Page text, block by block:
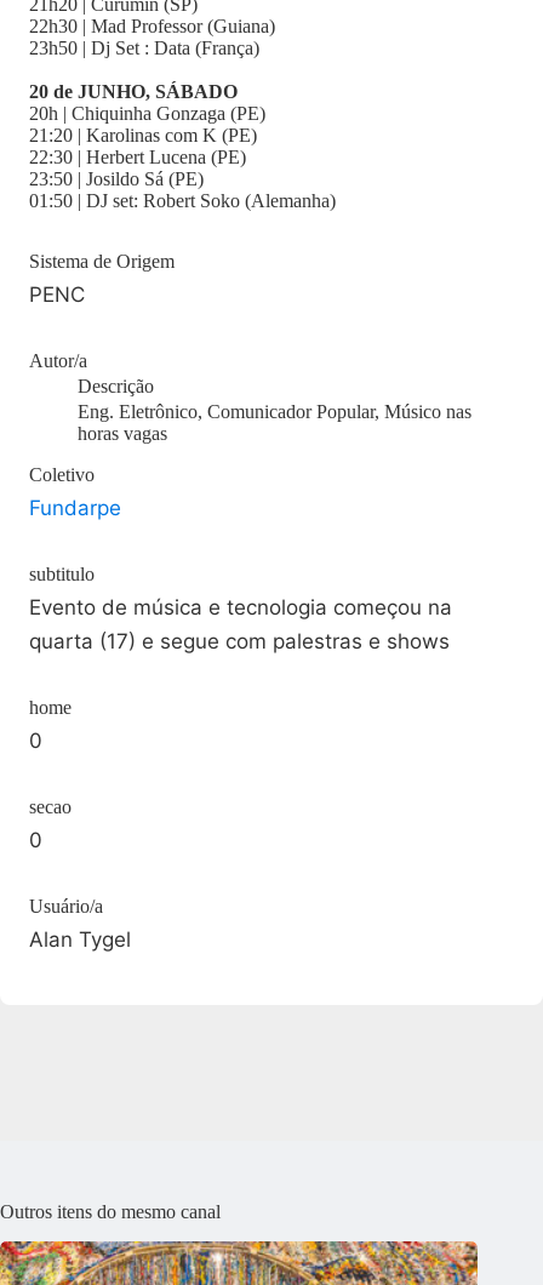
21h20 | Curumin (SP)
22h30 | Mad Professor (Guiana)
23h50 | Dj Set : Data (França)
20 de JUNHO, SÁBADO
20h | Chiquinha Gonzaga (PE)
21:20 | Karolinas com K (PE)
22:30 | Herbert Lucena (PE)
23:50 | Josildo Sá (PE)
01:50 | DJ set: Robert Soko (Alemanha)
Sistema de Origem
PENC
Autor/a
Descrição
Eng. Eletrônico, Comunicador Popular, Músico nas
horas vagas
Coletivo
Fundarpe
subtitulo
Evento de música e tecnologia começou na
quarta (17) e segue com palestras e shows
home
0
secao
0
Usuário/a
Alan Tygel
Outros itens do mesmo canal